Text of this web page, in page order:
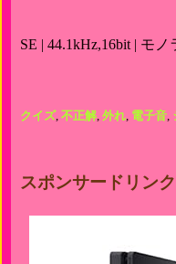
SE | 44.1kHz,16bit | モノ
クイズ, 不正解, 外れ, 電子音,
スポンサードリンク